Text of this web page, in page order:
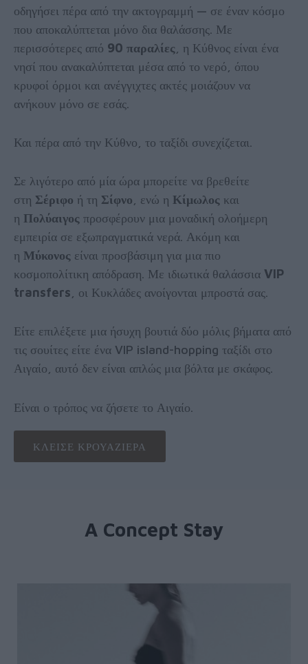
οδηγήσει πέρα από την ακτογραμμή — σε έναν κόσμο
που αποκαλύπτεται μόνο δια θαλάσσης. Με
περισσότερες από 90 παραλίες , η Κύθνος είναι ένα
νησί που ανακαλύπτεται μέσα από το νερό, όπου
κρυφοί όρμοι και ανέγγιχτες ακτές μοιάζουν να
ανήκουν μόνο σε εσάς.
Και πέρα από την Κύθνο, το ταξίδι συνεχίζεται.
Σε λιγότερο από μία ώρα μπορείτε να βρεθείτε
στη Σέριφο ή τη Σίφνο , ενώ η Κίμωλος και
η Πολύαιγος προσφέρουν μια μοναδική ολοήμερη
εμπειρία σε εξωπραγματικά νερά. Ακόμη και
η Μύκονος είναι προσβάσιμη για μια πιο
κοσμοπολίτικη απόδραση. Με ιδιωτικά θαλάσσια VIP
transfers , οι Κυκλάδες ανοίγονται μπροστά σας.
Είτε επιλέξετε μια ήσυχη βουτιά δύο μόλις βήματα από
τις σουίτες είτε ένα VIP island-hopping ταξίδι στο
Αιγαίο, αυτό δεν είναι απλώς μια βόλτα με σκάφος.
Είναι ο τρόπος να ζήσετε το Αιγαίο.
ΚΛΕΙΣΕ ΚΡΟΥΑΖΙΕΡΑ
A Concept Stay